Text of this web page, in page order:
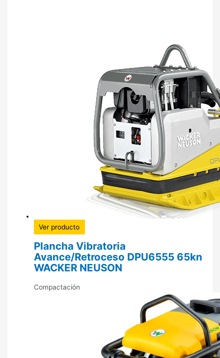
Ver producto
Plancha Vibratoria
Avance/Retroceso DPU6555 65kn
WACKER NEUSON
Compactación